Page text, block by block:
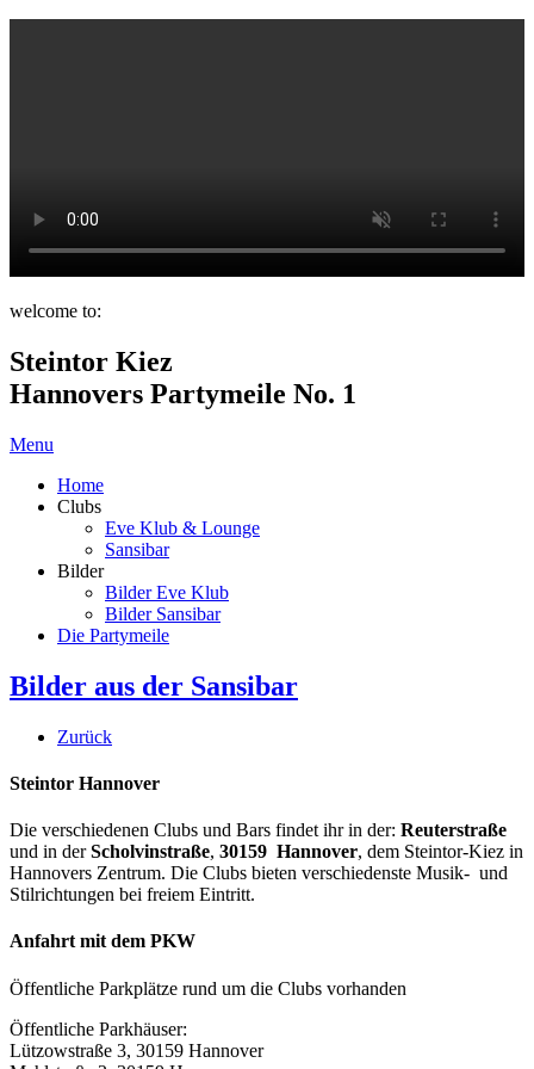
welcome to:
Steintor Kiez
Hannovers Partymeile No. 1
Menu
Home
Clubs
Eve Klub & Lounge
Sansibar
Bilder
Bilder Eve Klub
Bilder Sansibar
Die Partymeile
Bilder aus der Sansibar
Zurück
Steintor Hannover
Die verschiedenen Clubs und Bars findet ihr in der: Reuterstraße
und in derScholvinstraße, 30159 Hannover, dem Steintor-Kiez in
Hannovers Zentrum. Die Clubs bieten verschiedenste Musik- und
Stilrichtungen bei freiem Eintritt.
Anfahrt mit dem PKW
Öffentliche Parkplätze rund um die Clubs vorhanden
Öffentliche Parkhäuser:
Lützowstraße 3, 30159 Hannover